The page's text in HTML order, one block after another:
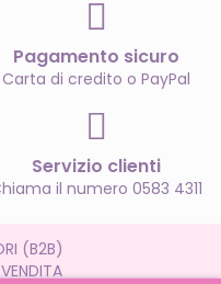
Pagamento sicuro
Carta di credito o PayPal
Servizio clienti
il numero 0583 4311
(B2B)